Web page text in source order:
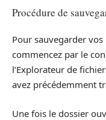
Procédure de
Pour sauvegarder
commencez par le
l’Explorateur de
avez précédemment
Une fois le dossier